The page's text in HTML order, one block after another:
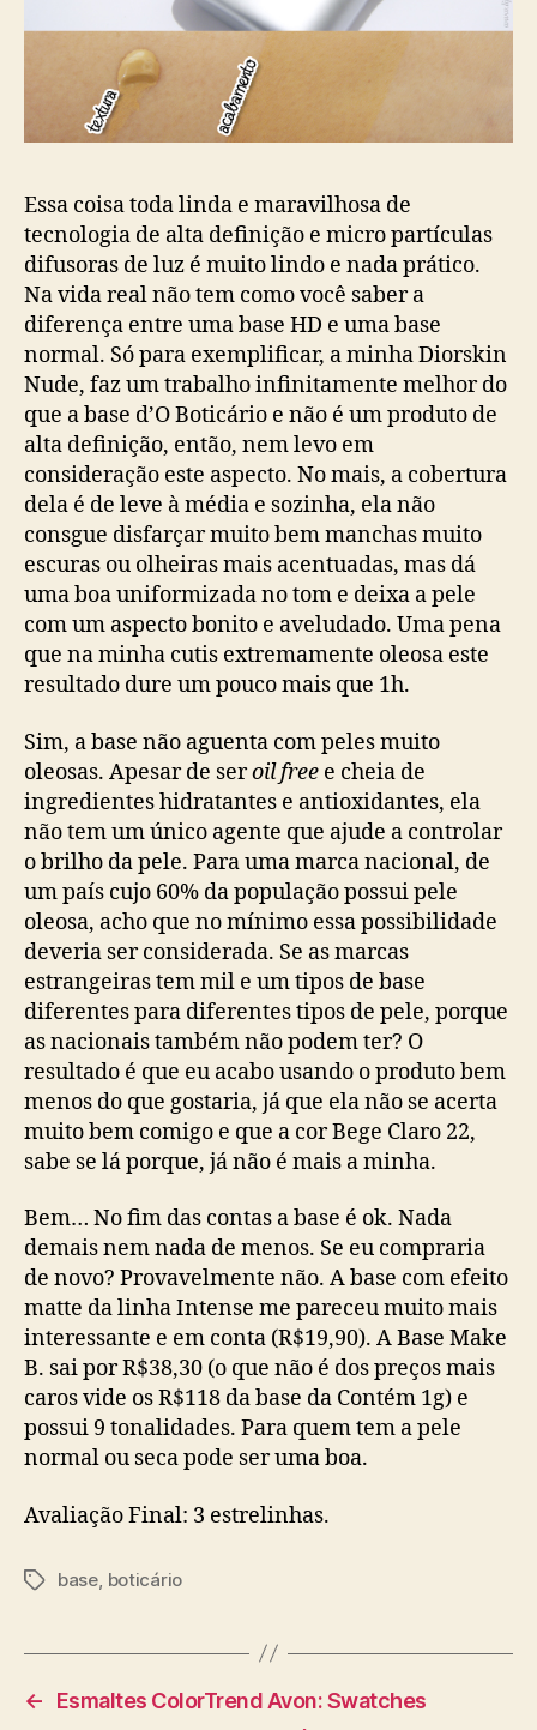
Essa coisa toda linda e maravilhosa de
tecnologia de alta definição e micro partículas
difusoras de luz é muito lindo e nada prático.
Na vida real não tem como você saber a
diferença entre uma base HD e uma base
normal. Só para exemplificar, a minha Diorskin
Nude, faz um trabalho infinitamente melhor do
que a base d’O Boticário e não é um produto de
alta definição, então, nem levo em
consideração este aspecto. No mais, a cobertura
dela é de leve à média e sozinha, ela não
consgue disfarçar muito bem manchas muito
escuras ou olheiras mais acentuadas, mas dá
uma boa uniformizada no tom e deixa a pele
com um aspecto bonito e aveludado. Uma pena
que na minha cutis extremamente oleosa este
resultado dure um pouco mais que 1h.
Sim, a base não aguenta com peles muito
oleosas. Apesar de seroil free e cheia de
ingredientes hidratantes e antioxidantes, ela
não tem um único agente que ajude a controlar
o brilho da pele. Para uma marca nacional, de
um país cujo 60% da população possui pele
oleosa, acho que no mínimo essa possibilidade
deveria ser considerada. Se as marcas
estrangeiras tem mil e um tipos de base
diferentes para diferentes tipos de pele, porque
as nacionais também não podem ter? O
resultado é que eu acabo usando o produto bem
menos do que gostaria, já que ela não se acerta
muito bem comigo e que a cor Bege Claro 22,
sabe se lá porque, já não é mais a minha.
Bem… No fim das contas a base é ok. Nada
demais nem nada de menos. Se eu compraria
de novo? Provavelmente não. A base com efeito
matte da linha Intense me pareceu muito mais
interessante e em conta (R$19,90). A Base Make
B. sai por R$38,30 (o que não é dos preços mais
caros vide os R$118 da base da Contém 1g) e
possui 9 tonalidades. Para quem tem a pele
normal ou seca pode ser uma boa.
Avaliação Final: 3 estrelinhas.
Tagsbase, boticário
←
Esmaltes ColorTrend Avon: Swatches